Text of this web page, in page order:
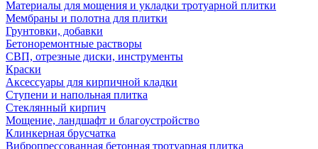
Материалы для мощения и укладки тротуарной плитки
Мембраны и полотна для плитки
Грунтовки, добавки
Бетоноремонтные растворы
СВП, отрезные диски, инструменты
Краски
Аксессуары для кирпичной кладки
Ступени и напольная плитка
Cтеклянный кирпич
Мощение, ландшафт и благоустройство
Клинкерная брусчатка
Вибропрессованная бетонная тротуарная плитка